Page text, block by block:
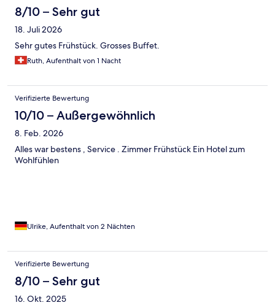
8/10 – Sehr gut
18. Juli 2026
Sehr gutes Frühstück. Grosses Buffet.
Ruth, Aufenthalt von 1 Nacht
Verifizierte Bewertung
10/10 – Außergewöhnlich
8. Feb. 2026
Alles war bestens , Service . Zimmer Frühstück Ein Hotel zum
Wohlfühlen
Ulrike, Aufenthalt von 2 Nächten
Verifizierte Bewertung
8/10 – Sehr gut
16. Okt. 2025